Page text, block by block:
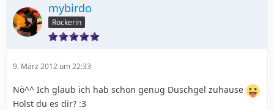
mybirdo
Rockerin
9. März 2012 um 22:33
Nö^^ Ich glaub ich hab schon genug Duschgel zuhause
Holst du es dir? :3